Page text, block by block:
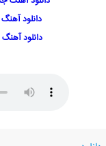
دانلود
دانلود